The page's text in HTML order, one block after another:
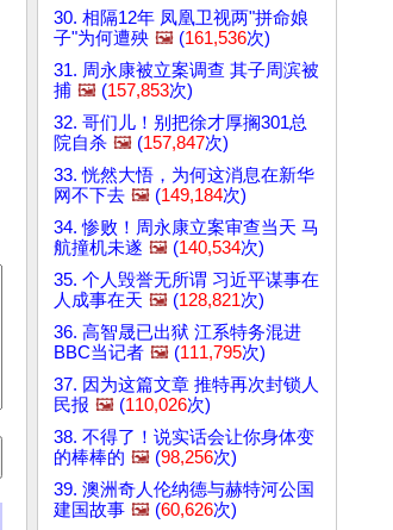
30. 相隔12年 凤凰卫视两"拼命娘
子"为何遭殃 🖼️ (161,536次)
31. 周永康被立案调查 其子周滨被
捕 🖼️ (157,853次)
32. 哥们儿！别把徐才厚搁301总
院自杀 🖼️ (157,847次)
33. 恍然大悟，为何这消息在新华
网不下去 🖼️ (149,184次)
34. 惨败！周永康立案审查当天 马
航撞机未遂 🖼️ (140,534次)
35. 个人毁誉无所谓 习近平谋事在
人成事在天 🖼️ (128,821次)
36. 高智晟已出狱 江系特务混进
BBC当记者 🖼️ (111,795次)
37. 因为这篇文章 推特再次封锁人
民报 🖼️ (110,026次)
38. 不得了！说实话会让你身体变
的棒棒的 🖼️ (98,256次)
39. 澳洲奇人伦纳德与赫特河公国
建国故事 🖼️ (60,626次)